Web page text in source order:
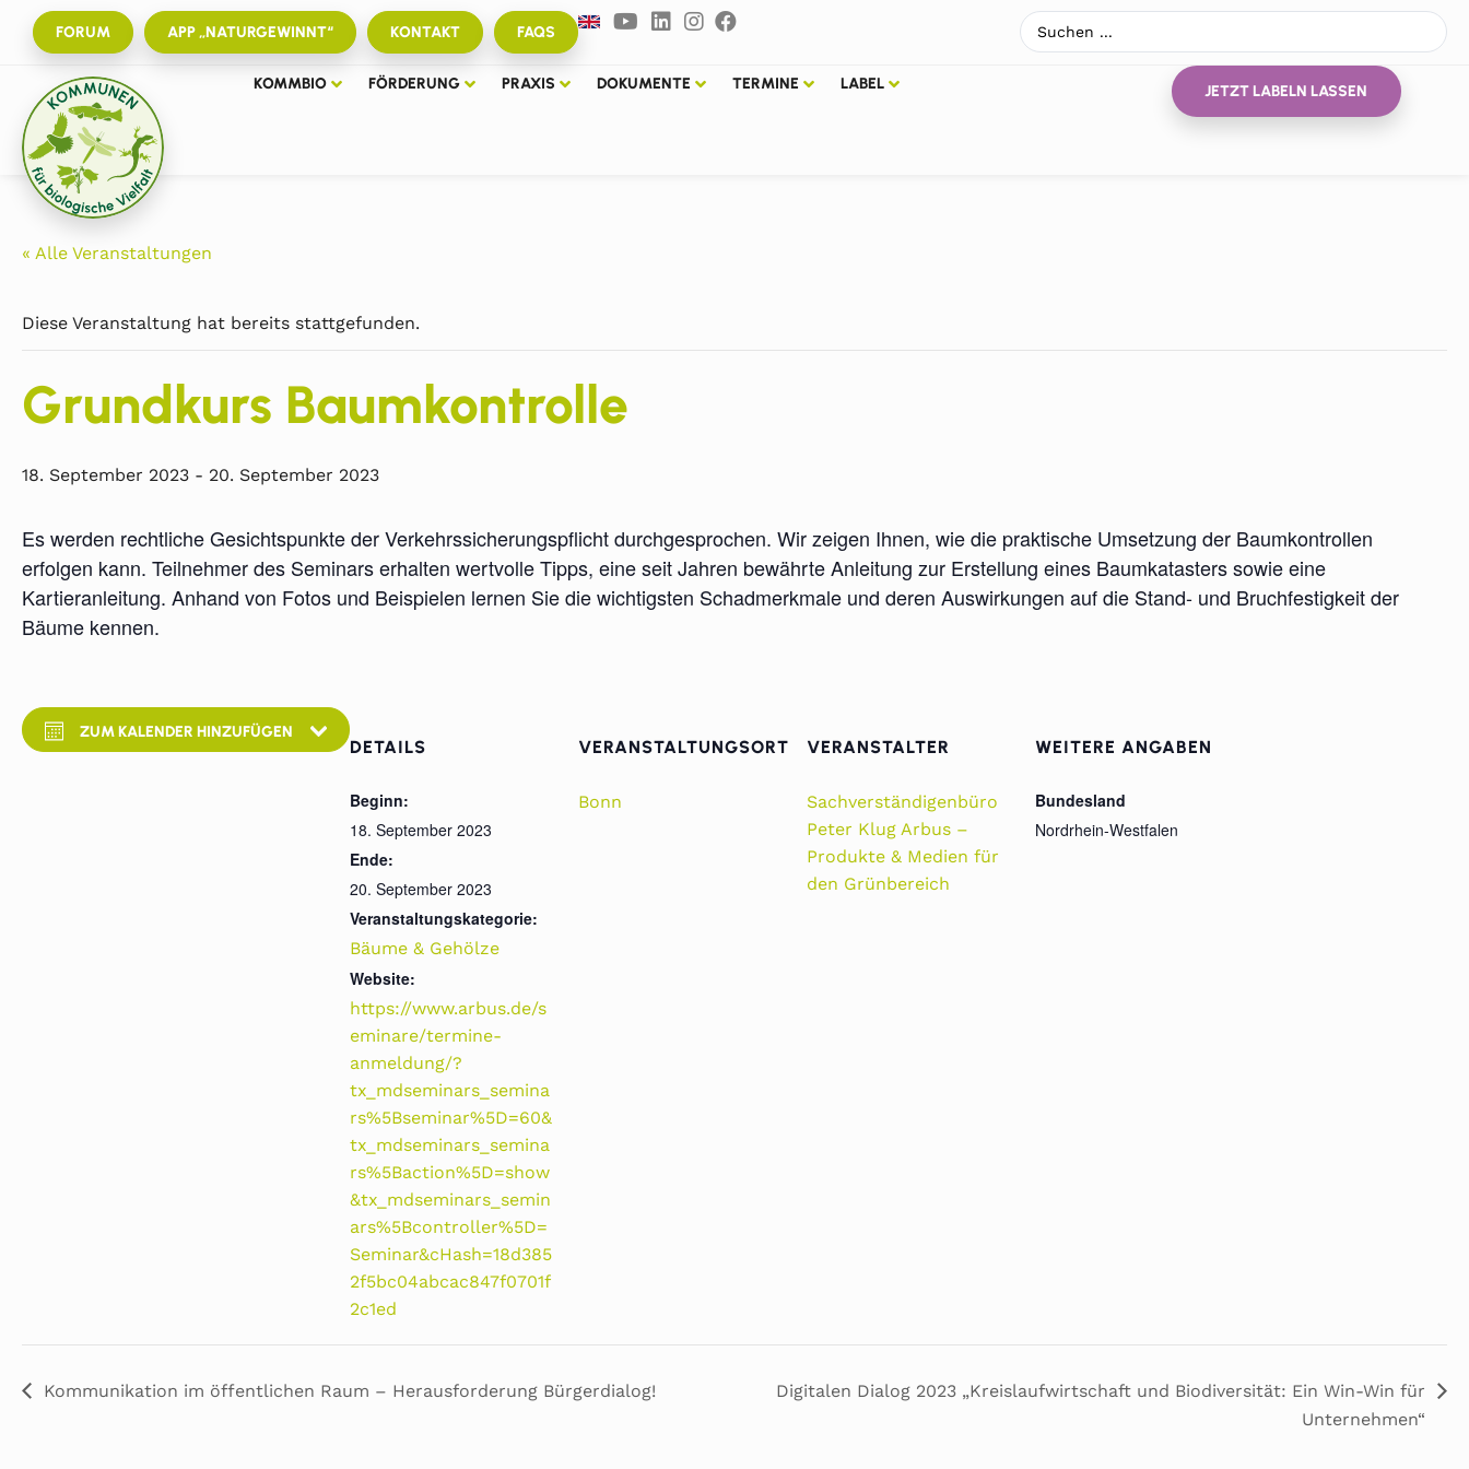
FORUM APP „NATURGEWINNT“ KONTAKT FAQS
KOMMBIO FÖRDERUNG PRAXIS DOKUMENTE TERMINE LABEL JETZT LABELN LASSEN
« Alle Veranstaltungen
Diese Veranstaltung hat bereits stattgefunden.
Grundkurs Baumkontrolle
18. September 2023 - 20. September 2023
Es werden rechtliche Gesichtspunkte der Verkehrssicherungspflicht durchgesprochen. Wir zeigen Ihnen, wie die praktische Umsetzung der Baumkontrollen
erfolgen kann. Teilnehmer des Seminars erhalten wertvolle Tipps, eine seit Jahren bewährte Anleitung zur Erstellung eines Baumkatasters sowie eine
Kartieranleitung. Anhand von Fotos und Beispielen lernen Sie die wichtigsten Schadmerkmale und deren Auswirkungen auf die Stand- und Bruchfestigkeit der
Bäume kennen.
ZUM KALENDER HINZUFÜGEN
DETAILS
Beginn:
18. September 2023
Ende:
20. September 2023
Veranstaltungskategorie:
Bäume & Gehölze
Website:
https://www.arbus.de/s
eminare/termine-
anmeldung/?
tx_mdseminars_semina
rs%5Bseminar%5D=60&
tx_mdseminars_semina
rs%5Baction%5D=show
&tx_mdseminars_semin
ars%5Bcontroller%5D=
Seminar&cHash=18d385
2f5bc04abcac847f0701f
2c1ed
VERANSTALTUNGSORT
Bonn
VERANSTALTER
Sachverständigenbüro
Peter Klug Arbus –
Produkte & Medien für
den Grünbereich
WEITERE ANGABEN
Bundesland
Nordrhein-Westfalen
Kommunikation im öffentlichen Raum – Herausforderung Bürgerdialog!
Digitalen Dialog 2023 „Kreislaufwirtschaft und Biodiversität: Ein Win-Win für
Unternehmen“